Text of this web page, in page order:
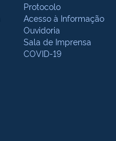
Protocolo
Acesso à Informação
Ouvidoria
Sala de Imprensa
COVID-19